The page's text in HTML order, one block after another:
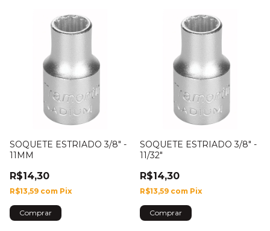
SOQUETE ESTRIADO 3/8" -
11MM
R$14,30
R$13,59 com Pix
SOQUETE ESTRIADO 3/8" -
11/32"
R$14,30
R$13,59 com Pix